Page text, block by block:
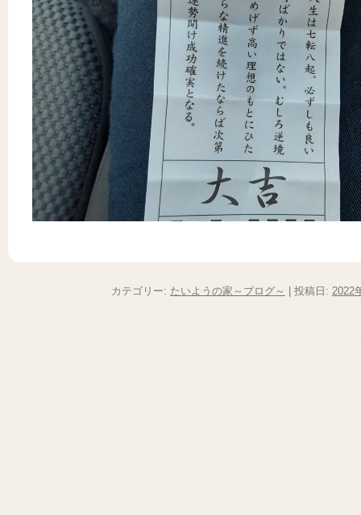
カテゴリー: たいようの家～ブログ～ | 投稿日: 2022